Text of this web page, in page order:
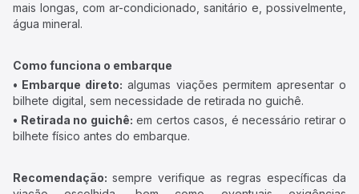
mais longas, com ar-condicionado, sanitário e, possivelmente,
água mineral.
Como funciona o embarque
• Embarque direto: algumas viações permitem apresentar o
bilhete digital, sem necessidade de retirada no guichê.
• Retirada no guichê: em certos casos, é necessário retirar o
bilhete físico antes do embarque.
Recomendação: sempre verifique as regras específicas da